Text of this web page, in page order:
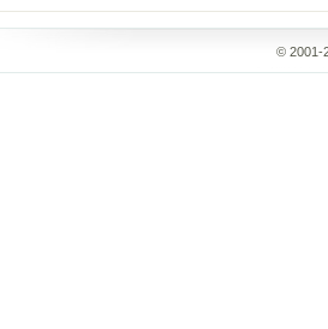
© 2001-